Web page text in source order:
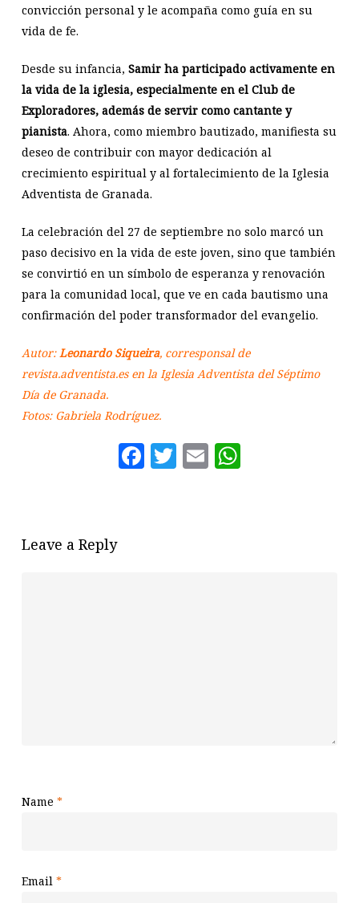
convicción personal y le acompaña como guía en su
vida de fe.
Desde su infancia, Samir ha participado activamente en
la vida de la iglesia, especialmente en el Club de
Exploradores, además de servir como cantante y
pianista. Ahora, como miembro bautizado, manifiesta su
deseo de contribuir con mayor dedicación al
crecimiento espiritual y al fortalecimiento de la Iglesia
Adventista de Granada.
La celebración del 27 de septiembre no solo marcó un
paso decisivo en la vida de este joven, sino que también
se convirtió en un símbolo de esperanza y renovación
para la comunidad local, que ve en cada bautismo una
confirmación del poder transformador del evangelio.
Autor: Leonardo Siqueira, corresponsal de
revista.adventista.es en la Iglesia Adventista del Séptimo
Día de Granada.
Fotos: Gabriela Rodríguez.
Facebook
Twitter
Email
Leave a Reply
Name *
Email *